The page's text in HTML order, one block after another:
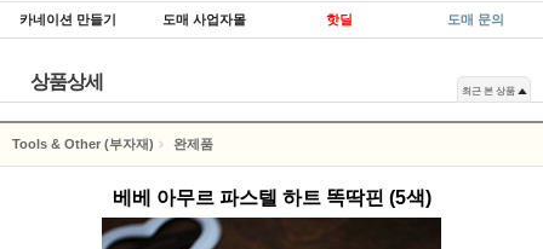
카네이션 만들기 도매 사업자몰 핫딜 도매 문의
상품상세
Tools & Other (부자재) 완제품
최근 본 상품
베베 아무르 파스텔 하트 똑딱핀 (5색)